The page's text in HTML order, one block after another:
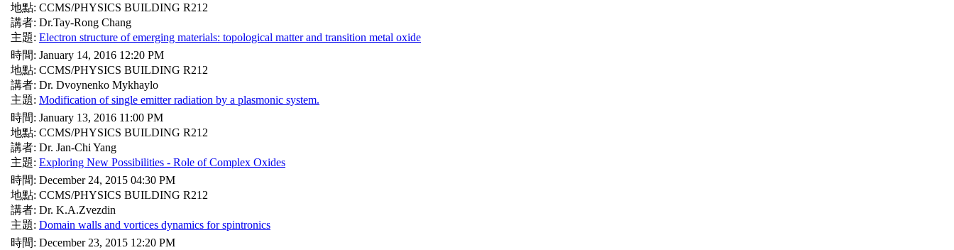
地點: CCMS/PHYSICS BUILDING R212
講者: Dr.Tay-Rong Chang
主題: Electron structure of emerging materials: topological matter and transition metal oxide
時間: January 14, 2016 12:20 PM
地點: CCMS/PHYSICS BUILDING R212
講者: Dr. Dvoynenko Mykhaylo
主題: Modification of single emitter radiation by a plasmonic system.
時間: January 13, 2016 11:00 PM
地點: CCMS/PHYSICS BUILDING R212
講者: Dr. Jan-Chi Yang
主題: Exploring New Possibilities - Role of Complex Oxides
時間: December 24, 2015 04:30 PM
地點: CCMS/PHYSICS BUILDING R212
講者: Dr. K.A.Zvezdin
主題: Domain walls and vortices dynamics for spintronics
時間: December 23, 2015 12:20 PM